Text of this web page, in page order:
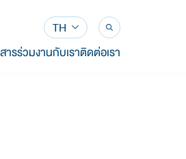
TH
ารร่วมงานกับเราติดต่อเรา